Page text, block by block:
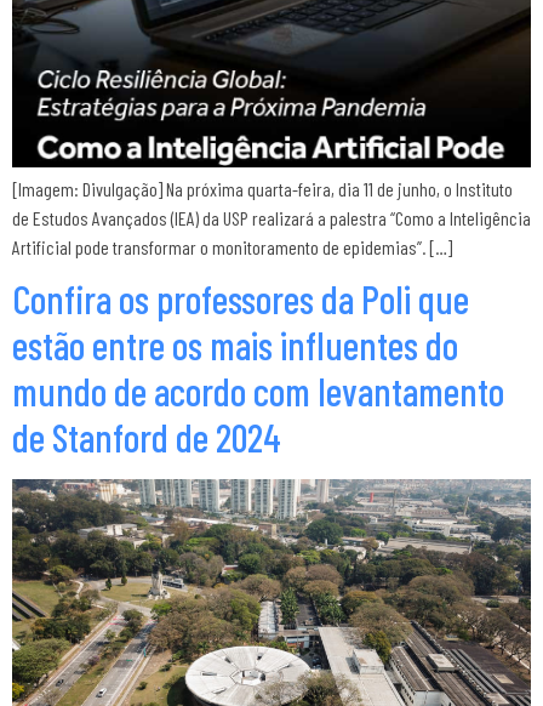
[Imagem: Divulgação] Na próxima quarta-feira, dia 11 de junho, o Instituto
de Estudos Avançados (IEA) da USP realizará a palestra “Como a Inteligência
Artificial pode transformar o monitoramento de epidemias”. […]
Confira os professores da Poli que
estão entre os mais influentes do
mundo de acordo com levantamento
de Stanford de 2024